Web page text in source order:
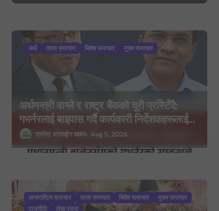
अर्थ ताजा समाचार बिशेष समाचार मुख्य समाचार
अर्थमन्त्री वाग्ले र राष्ट्र बैंकको दूरी प्रस्टिँदै:
गभर्नरलाई बाइपास गर्दै कार्यकारी निर्देशकहरूलाई
मन्त्रालय बोलाइयो
एभरेष्ट अन्लाईन खबर Aug 5, 2026
अन्तराष्टिय समाचार ताजा समाचार बिशेष समाचार
मुख्य समाचार
राजनीति
लेख रचना